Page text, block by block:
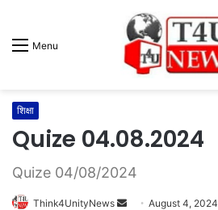
Menu
शिक्षा
Quize 04.08.2024
Quize 04/08/2024
Think4UnityNews August 4, 2024